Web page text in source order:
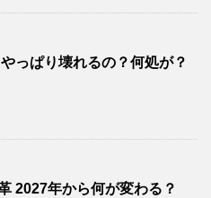
っぱり壊れるの？何処が？
2027年から何が変わる？